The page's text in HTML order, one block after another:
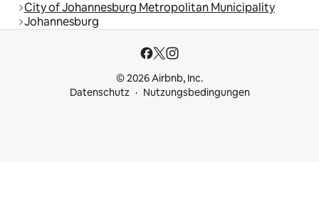
City of Johannesburg Metropolitan Municipality
Johannesburg
© 2026 Airbnb, Inc.
Datenschutz
Nutzungsbedingungen